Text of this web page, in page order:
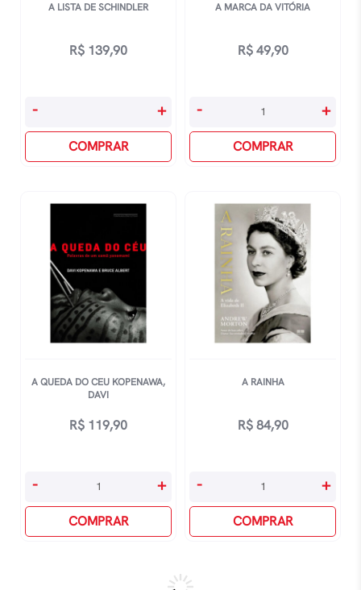
A LISTA DE SCHINDLER
R$ 139,90
Schindler
- +
COMPRAR
A MARCA DA VITÓRIA
R$49,90
VitÓria
- +
COMPRAR
A QUEDA DO CEU KOPENAWA,
DAVI
R$ 119,90
Ceu
- +
COMPRAR
A RAINHA
R$84,90
quantidade
- +
COMPRAR